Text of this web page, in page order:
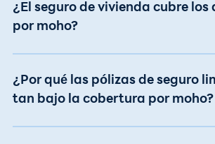
¿El seguro de vivienda cubre los
por moho?
¿Por qué las pólizas de seguro
tan bajo la cobertura por moho?